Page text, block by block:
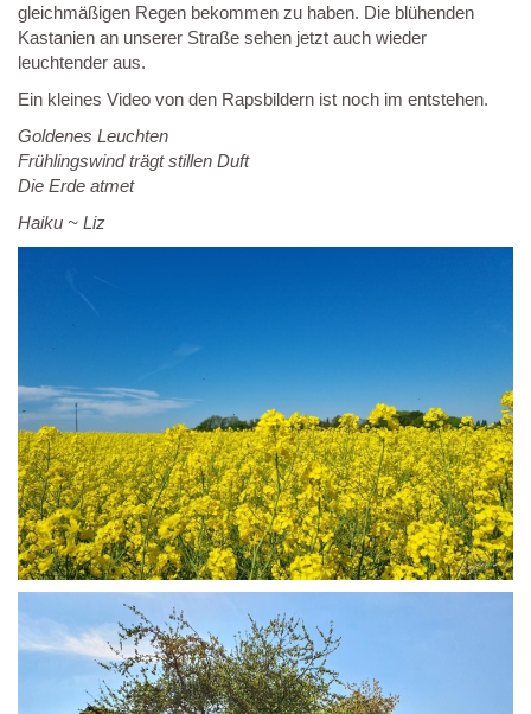
gleichmäßigen Regen bekommen zu haben. Die blühenden
Kastanien an unserer Straße sehen jetzt auch wieder
leuchtender aus.
Ein kleines Video von den Rapsbildern ist noch im entstehen.
Goldenes Leuchten
Frühlingswind trägt stillen Duft
Die Erde atmet
Haiku ~ Liz